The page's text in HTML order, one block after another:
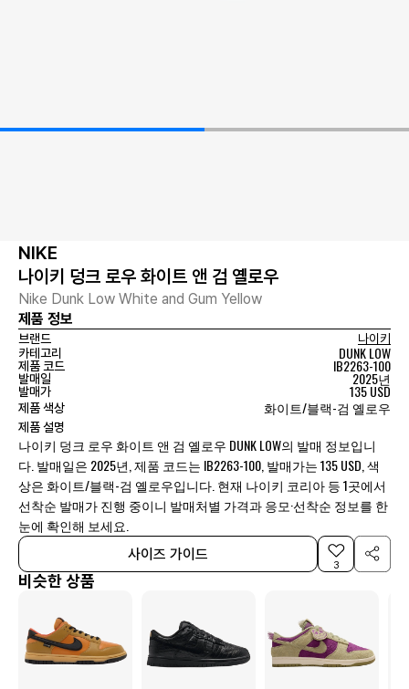
NIKE
나이키 덩크 로우 화이트 앤 검 옐로우
Nike Dunk Low White and Gum Yellow
제품 정보
브랜드
나이키
카테고리
DUNK LOW
제품 코드 IB2263-100
발매일 2025년
발매가 135 USD
제품 색상 화이트/블랙-검 옐로우
제품 설명
나이키 덩크 로우 화이트 앤 검 옐로우 DUNK LOW의 발매 정보입니
다. 발매일은 2025년, 제품 코드는 IB2263-100, 발매가는 135 USD, 색
상은 화이트/블랙-검 옐로우입니다. 현재 나이키 코리아 등 1곳에서
선착순 발매가 진행 중이니 발매처별 가격과 응모·선착순 정보를 한
눈에 확인해 보세요.
사이즈 가이드
3
비슷한 상품